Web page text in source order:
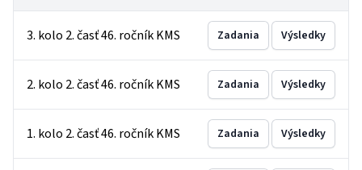
3. kolo 2. časť 46. ročník KMS Zadania Výsledky
2. kolo 2. časť 46. ročník KMS Zadania Výsledky
1. kolo 2. časť 46. ročník KMS Zadania Výsledky